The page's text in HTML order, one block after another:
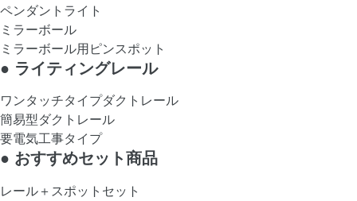
ペンダントライト
ミラーボール
ミラーボール用ピンスポット
● ライティングレール
ワンタッチタイプダクトレール
簡易型ダクトレール
要電気工事タイプ
● おすすめセット商品
レール＋スポットセット